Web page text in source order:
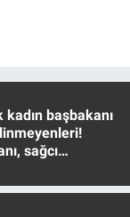
başbakanı
sağcı